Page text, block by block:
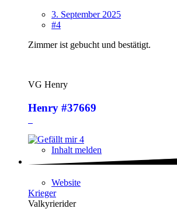
3. September 2025
#4
Zimmer ist gebucht und bestätigt.
VG Henry
Henry #37669
4
Inhalt melden
Website
Krieger
Valkyrierider